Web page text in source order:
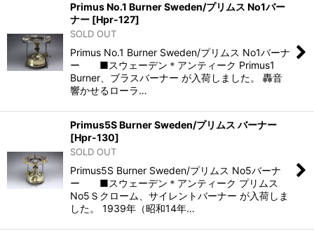
Primus No.1 Burner Sweden/プリムス No1バー
ナー [Hpr-127]
SOLD OUT
Primus No.1 Burner Sweden/プリムス No1バーナ
ー ■スウェーデン＊アンティーク Primus1
Burner、ブラスバーナー が入荷しました。 轟音
響かせるローラ…
Primus5S Burner Sweden/プリムス バーナー
[Hpr-130]
SOLD OUT
Primus5S Burner Sweden/プリムス No5バーナ
ー ■スウェーデン＊アンティーク プリムス
No5Ｓクローム、サイレントバーナー が入荷しま
した。 1939年（昭和14年…